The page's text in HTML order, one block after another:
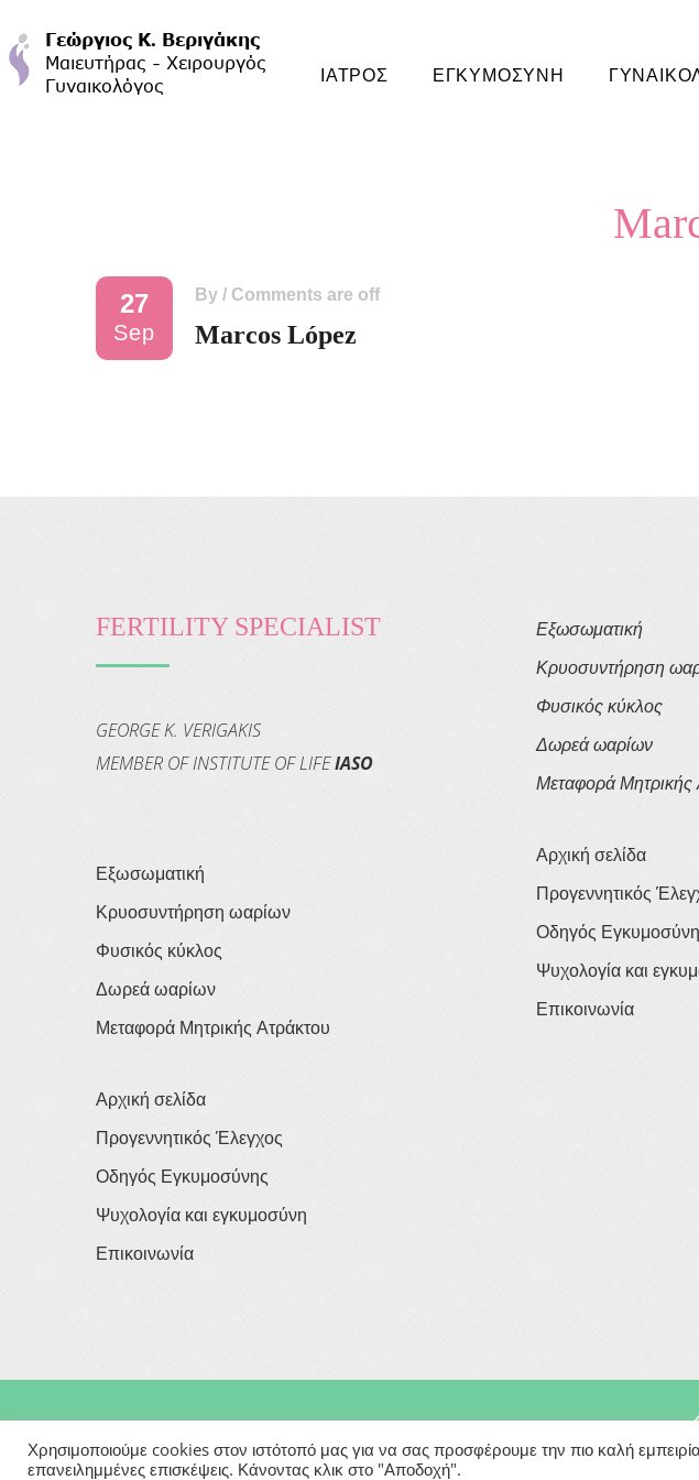
ΙΑΤΡΟΣ ΕΓΚΥΜΟΣΥΝΗ
27
Sep
By / Comments are off
Marcos López
FERTILITY SPECIALIST
GEORGE K. VERIGAKIS
MEMBER OF INSTITUTE OF LIFEIASO
Εξωσωματική
Κρυοσυντήρηση ωαρίων
Φυσικός κύκλος
Δωρεά ωαρίων
Μεταφορά Μητρικής Ατράκτου
Αρχική σελίδα
Προγεννητικός Έλεγχος
Οδηγός Εγκυμοσύνης
Ψυχολογία και εγκυμοσύνη
Επικοινωνία
Εξωσωματική
Κρυοσυντήρηση
Φυσικός κύκλος
Δωρεά ωαρίων
Μεταφορά Μητρικής
Αρχική σελίδα
Προγεννητικός
Οδηγός
Ψυχολογία και
Επικοινωνία
Χρησιμοποιούμε cookies στον ιστότοπό μας για να σας προσφέρουμε την πιο καλή
επανειλημμένες επισκέψεις. Κάνοντας κλικ στο "Αποδοχή".